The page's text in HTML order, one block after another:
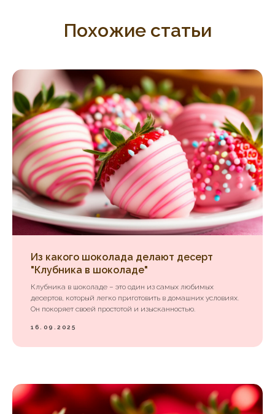
Похожие статьи
Из какого шоколада делают десерт
"Клубника в шоколаде"
Клубника в шоколаде – это один из самых любимых
десертов, который легко приготовить в домашних условиях.
Он покоряет своей простотой и изысканностью.
16.09.2025